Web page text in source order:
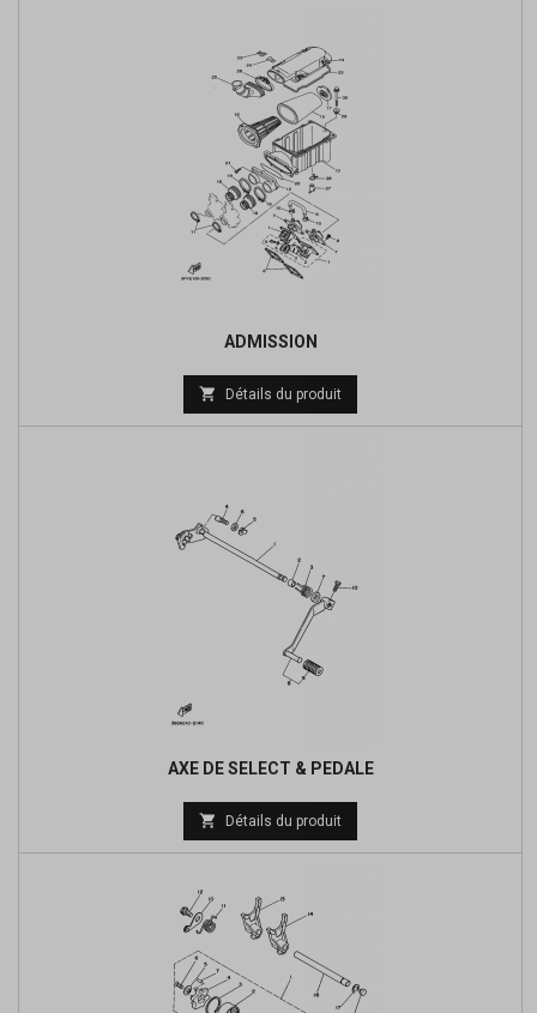
ADMISSION
Prix
de
 Détails du produit
AXE DE SELECT & PEDALE
Prix
de
 Détails du produit